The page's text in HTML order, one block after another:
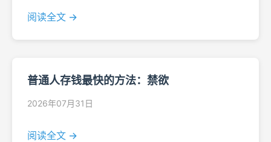
阅读全文 →
普通人存钱最快的方法：禁欲
2026年07月31日
阅读全文 →